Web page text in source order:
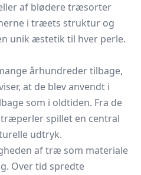
af blødere træsorter
i træets struktur og
unik æstetik til hver perle.
århundreder tilbage,
at de blev anvendt i
som i oldtiden. Fra de
spillet en central
udtryk.
af træ som materiale
Over tid spredte